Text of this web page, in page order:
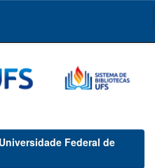
Federal de